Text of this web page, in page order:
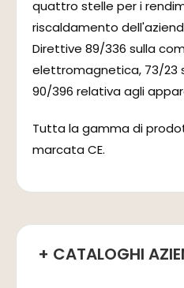
quattro stelle per i
riscaldamento
Direttive 89/336 sulla
elettromagnetica, 73/23
90/396 relativa agli
Tutta la gamma di
marcata CE.
+ CATALOGHI